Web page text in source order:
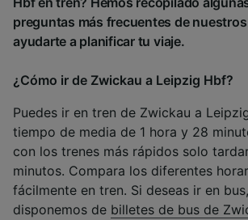
preguntas más frecuentes de
ayudarte a planificar tu viaje.
¿Cómo ir de Zwickau a Leipzig Hbf?
Puedes ir en tren de Zwickau a
tiempo de media de 1 hora y 28
con los trenes más rápidos solo
minutos. Compara los diferentes
fácilmente en tren. Si deseas ir en
disponemos de billetes de bus de